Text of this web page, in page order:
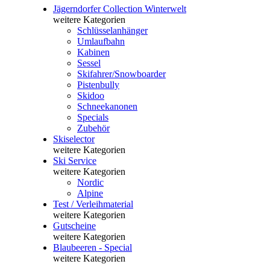
Jägerndorfer Collection Winterwelt
weitere Kategorien
Schlüsselanhänger
Umlaufbahn
Kabinen
Sessel
Skifahrer/Snowboarder
Pistenbully
Skidoo
Schneekanonen
Specials
Zubehör
Skiselector
weitere Kategorien
Ski Service
weitere Kategorien
Nordic
Alpine
Test / Verleihmaterial
weitere Kategorien
Gutscheine
weitere Kategorien
Blaubeeren - Special
weitere Kategorien